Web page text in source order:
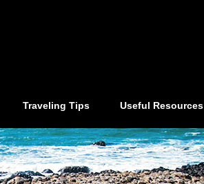
Traveling Tips Useful Resources